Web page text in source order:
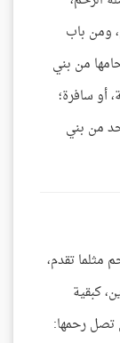
ومن باب
من بني
أو سافرة؛
من بني
مثلما تقدم،
كبقية
تصل رحمها: